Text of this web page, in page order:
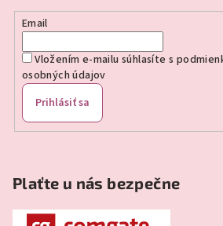
Email
Vložením e-mailu súhlasíte s
osobných údajov
Prihlásiť sa
Plaťte u nás bezpečne